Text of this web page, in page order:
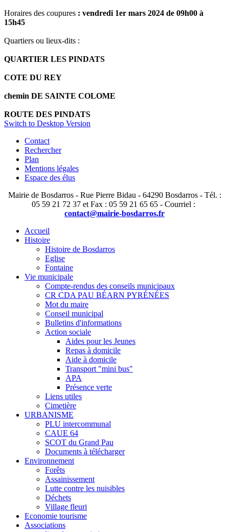
Horaires des coupures : vendredi 1er mars 2024 de 09h00 à
15h45
Quartiers ou lieux-dits :
QUARTIER LES PINDATS
COTE DU REY
chemin DE SAINTE COLOME
ROUTE DES PINDATS
Switch to Desktop Version
Contact
Rechercher
Plan
Mentions légales
Espace des élus
Mairie de Bosdarros - Rue Pierre Bidau - 64290 Bosdarros - Tél. :
05 59 21 72 37 et Fax : 05 59 21 65 65 - Courriel :
contact@mairie-bosdarros.fr
Accueil
Histoire
Histoire de Bosdarros
Eglise
Fontaine
Vie municipale
Compte-rendus des conseils municipaux
CR CDA PAU BÉARN PYRÉNÉES
Mot du maire
Conseil municipal
Bulletins d'informations
Action sociale
Aides pour les Jeunes
Repas à domicile
Aide à domicile
Transport "mini bus"
APA
Présence verte
Liens utiles
Cimetière
URBANISME
PLU intercommunal
CAUE 64
SCOT du Grand Pau
Documents à télécharger
Environnement
Forêts
Assainissement
Lutte contre les nuisibles
Déchets
Village fleuri
Economie tourisme
Associations